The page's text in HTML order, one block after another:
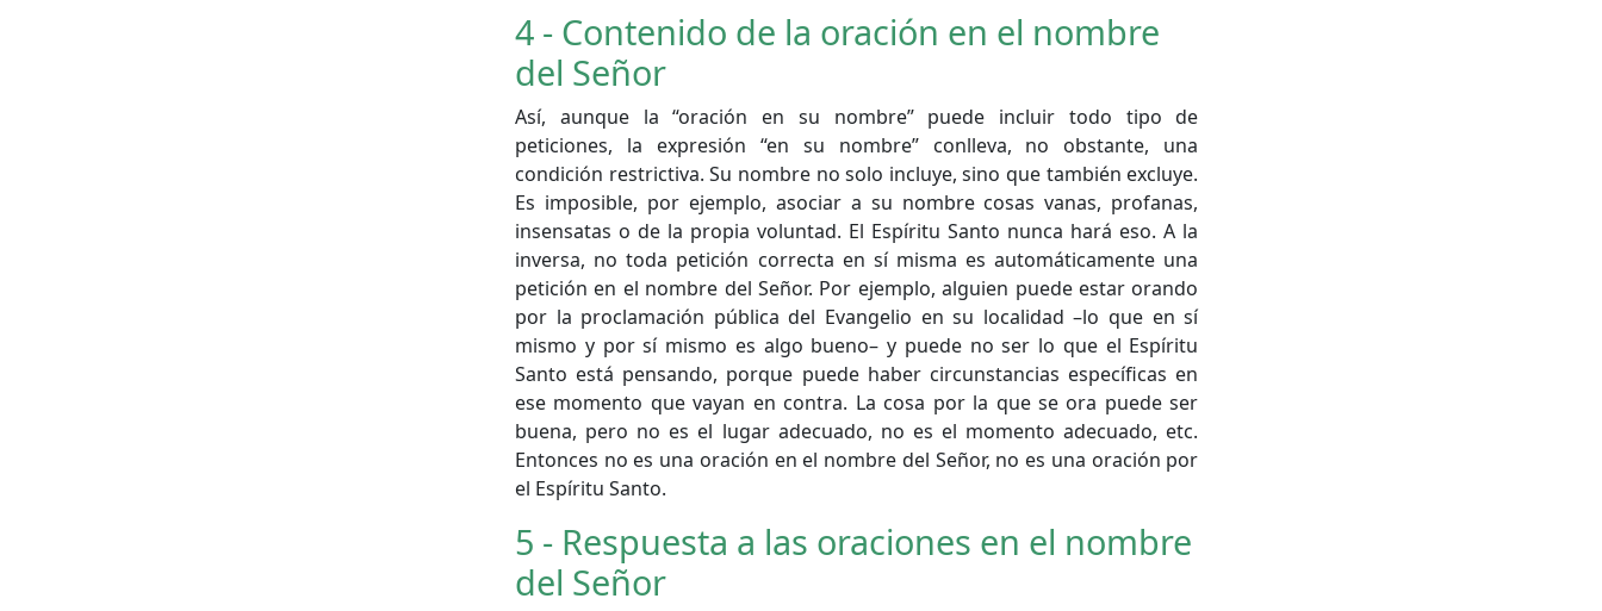
4 - Contenido de la oración en el nombre
del Señor
Así, aunque la “oración en su nombre” puede incluir todo tipo de
peticiones, la expresión “en su nombre” conlleva, no obstante, una
condición restrictiva. Su nombre no solo incluye, sino que también excluye.
Es imposible, por ejemplo, asociar a su nombre cosas vanas, profanas,
insensatas o de la propia voluntad. El Espíritu Santo nunca hará eso. A la
inversa, no toda petición correcta en sí misma es automáticamente una
petición en el nombre del Señor. Por ejemplo, alguien puede estar orando
por la proclamación pública del Evangelio en su localidad –lo que en sí
mismo y por sí mismo es algo bueno– y puede no ser lo que el Espíritu
Santo está pensando, porque puede haber circunstancias específicas en
ese momento que vayan en contra. La cosa por la que se ora puede ser
buena, pero no es el lugar adecuado, no es el momento adecuado, etc.
Entonces no es una oración en el nombre del Señor, no es una oración por
el Espíritu Santo.
5 - Respuesta a las oraciones en el nombre
del Señor